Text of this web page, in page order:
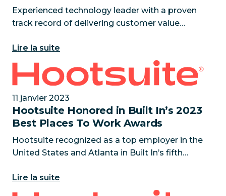
Experienced technology leader with a proven
track record of delivering customer value
Hootsuite’s continued growth and profitability
VANCOUVER, BC — January 18, 2
Lire la suite
Hootsuite Honored in Built In’s 2023 Best Places
11 janvier 2023
Hootsuite Honored in Built In’s 2023
Best Places To Work Awards
Hootsuite recognized as a top employer in the
United States and Atlanta in Built In’s fifth
VANCOUVER, BC — JANUARY 11, 2023 —
Hootsuite is excited to today announce
Lire la suite